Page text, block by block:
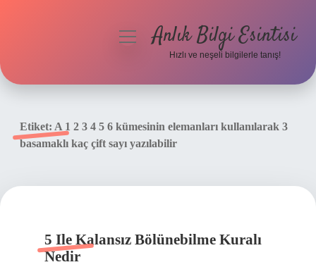
Yasal Uyarı
menüyüAnlık Bilgi Esintisi
Hızlı ve neşeli bilgilerle tanış!
Etiket: A 1 2 3 4 5 6 kümesinin elemanları kullanılarak 3
basamaklı kaç çift sayı yazılabilir
5 Ile Kalansız Bölünebilme Kuralı
Nedir